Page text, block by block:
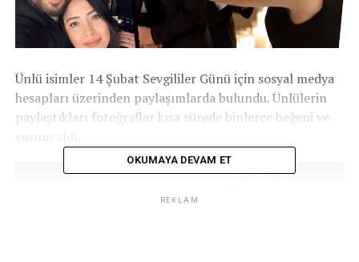
Ünlü isimler 14 Şubat Sevgililer Günü için sosyal medya
hesapları üzerinden paylaşımlarda bulundu. Ünlülerin
paylaştıkları fotoğraflar kısa sürede binlerce beğeni ve
OKUMAYA DEVAM ET
REKLAM